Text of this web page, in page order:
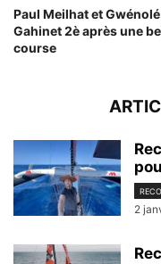
Paul Meilhat et Gwénolé
Gahinet 2è après une
course
2